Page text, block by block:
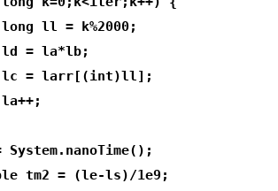
k%2000;
= (le-ls)/1e9;